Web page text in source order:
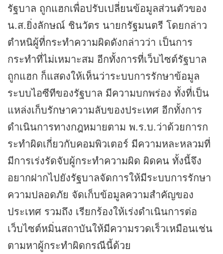
รัฐบาล ถูกแฮกเพื่อปรับเปลี่ยนข้อมูลส่วนตัวของ
น.ส.ยิ่งลักษณ์ ชินวัตร นายกรัฐมนตรี โดยกล่าว
ตำหนิผู้ที่กระทำความผิดดังกล่าวว่า เป็นการ
กระทำที่ไม่เหมาะสม อีกทั้งการที่เว็บไซต์รัฐบาล
ถูกแฮก ก็แสดงให้เห็นว่าระบบการรักษาข้อมูล
ระบบไอซีทีของรัฐบาล มีความบกพร่อง ทั้งที่เป็น
แหล่งเก็บรักษาความลับของประเทศ อีกทั้งการ
ดำเนินการทางกฎหมายตาม พ.ร.บ.ว่าด้วยการก
ระทำผิดเกี่ยวกับคอมพิวเตอร์ มีความหละหลวมที่
มีการเร่งรัดจับผู้กระทำความผิด ผิดคน ทั้งนี้จึง
อยากฝากไปยังรัฐบาลจัดการให้มีระบบการรักษา
ความปลอดภัย จัดเก็บข้อมูลความสำคัญของ
ประเทศ รวมถึง เรียกร้องให้เร่งดำเนินการต่อ
เว็บไซต์หมิ่นสถาบันให้มีความรวดเร็วเหมือนเช่น
ตามหาผู้กระทำผิดกรณีนี้ด้วย